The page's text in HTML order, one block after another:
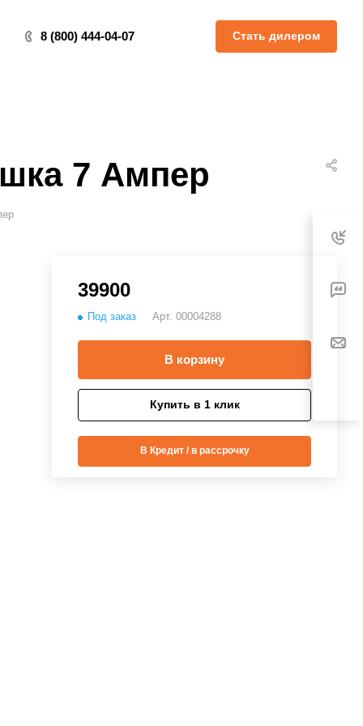
8 (800) 444-04-07 Стать дилером
7 Ампер
39900
Под заказ Арт. 00004288
В корзину
Купить в 1 клик
В Кредит / в рассрочку